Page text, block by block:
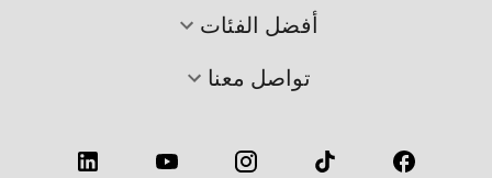
أفضل الفئات
تواصل معنا